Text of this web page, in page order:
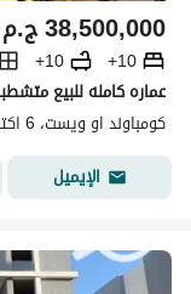
ج.م38,500,000
10+
10+
كومباوند او ويست، 6 اكتوبر، الجيزة
الإيميل